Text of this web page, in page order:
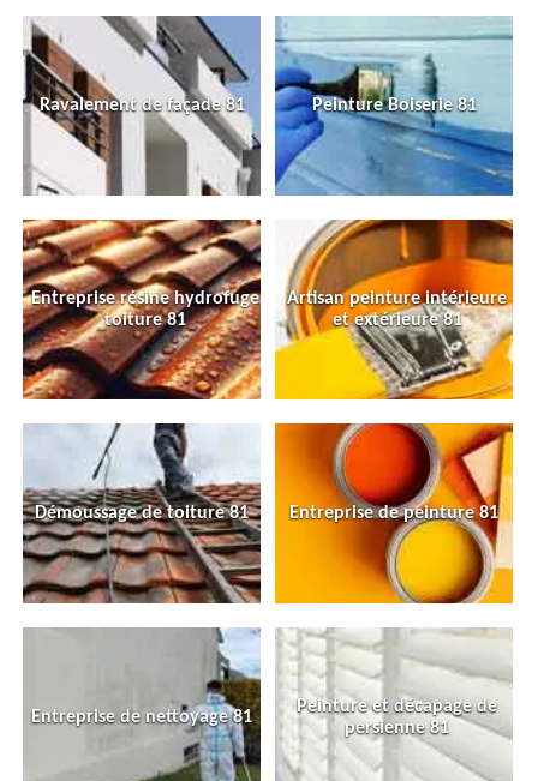
Ravalement de façade 81 Peinture Boiserie 81
Entreprise résine hydrofuge
toiture 81
Artisan peinture intérieure
et extérieure 81
Démoussage de toiture 81 Entreprise de peinture 81
Entreprise de nettoyage 81
Peinture et décapage de
persienne 81